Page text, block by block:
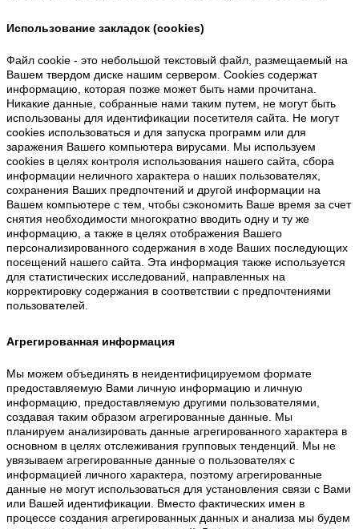
Использование закладок (cookies)
Файл cookie - это небольшой текстовый файл, размещаемый на
Вашем твердом диске нашим сервером. Cookies содержат
информацию, которая позже может быть нами прочитана.
Никакие данные, собранные нами таким путем, не могут быть
использованы для идентификации посетителя сайта. Не могут
cookies использоваться и для запуска программ или для
заражения Вашего компьютера вирусами. Мы используем
cookies в целях контроля использования нашего сайта, сбора
информации неличного характера о наших пользователях,
сохранения Ваших предпочтений и другой информации на
Вашем компьютере с тем, чтобы сэкономить Ваше время за счет
снятия необходимости многократно вводить одну и ту же
информацию, а также в целях отображения Вашего
персонализированного содержания в ходе Ваших последующих
посещений нашего сайта. Эта информация также используется
для статистических исследований, направленных на
корректировку содержания в соответствии с предпочтениями
пользователей.
Агрегированная информация
Мы можем объединять в неидентифицируемом формате
предоставляемую Вами личную информацию и личную
информацию, предоставляемую другими пользователями,
создавая таким образом агрегированные данные. Мы
планируем анализировать данные агрегированного характера в
основном в целях отслеживания групповых тенденций. Мы не
увязываем агрегированные данные о пользователях с
информацией личного характера, поэтому агрегированные
данные не могут использоваться для установления связи с Вами
или Вашей идентификации. Вместо фактических имен в
процессе создания агрегированных данных и анализа мы будем